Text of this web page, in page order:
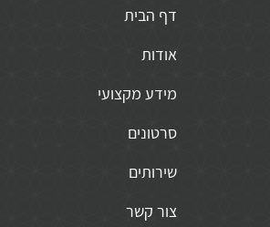
דף הבית
אודות
מידע מקצועי
סרטונים
שירותים
צור קשר